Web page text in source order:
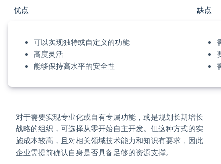
优点 缺点
可以实现独特或自定义的功能
高度灵活
能够保持高水平的安全性
对于需要实现专业化或自有专属功能，或是规划长期增长
战略的组织，可选择从零开始自主开发。但这种方式的实
施成本较高，且对相关领域技术能力和知识有要求，因此
企业需提前确认自身是否具备足够的资源支撑。